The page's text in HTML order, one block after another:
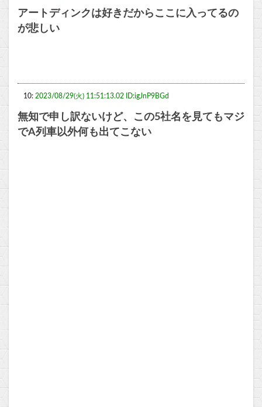
アートディンクは好きだからここに入ってるの
が悲しい
10: 2023/08/29(火) 11:51:13.02 ID:igJnP9BGd
無知で申し訳ないけど、この5社名を見てもマジ
でA列車以外何も出てこない